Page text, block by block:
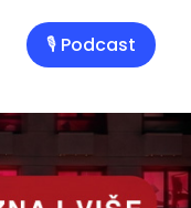
🎙️ Podcast